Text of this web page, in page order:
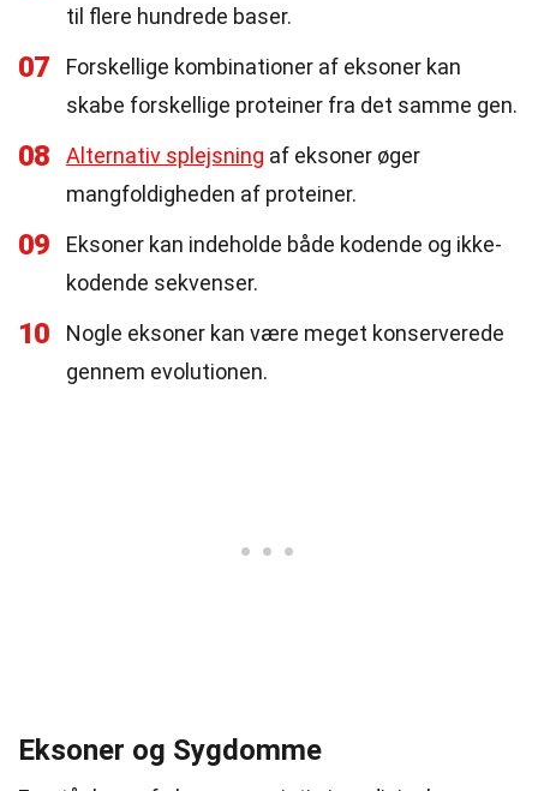
til flere hundrede baser.
07
Forskellige kombinationer af eksoner kan
skabe forskellige proteiner fra det samme gen.
08 Alternativ splejsning af eksoner øger
mangfoldigheden af proteiner.
09
Eksoner kan indeholde både kodende og ikke-
kodende sekvenser.
10
Nogle eksoner kan være meget konserverede
gennem evolutionen.
Eksoner og Sygdomme